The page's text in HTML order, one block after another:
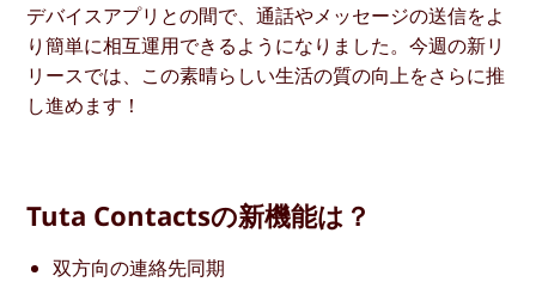
デバイスアプリとの間で、通話やメッセージの送信をよ
り簡単に相互運用できるようになりました。今週の新リ
リースでは、この素晴らしい生活の質の向上をさらに推
し進めます！
Tuta Contactsの新機能は？
双方向の連絡先同期